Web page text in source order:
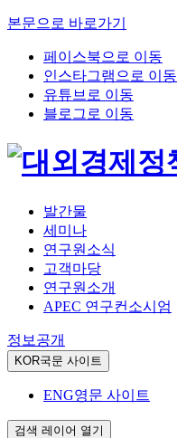
본문으로 바로가기
페이스북으로 이동
인스타그램으로 이동
유튜브로 이동
블로그로 이동
발간물
세미나
연구원소식
고객마당
연구원소개
APEC 연구컨소시엄
정보공개
KOR국문 사이트
ENG영문 사이트
검색 레이어 열기